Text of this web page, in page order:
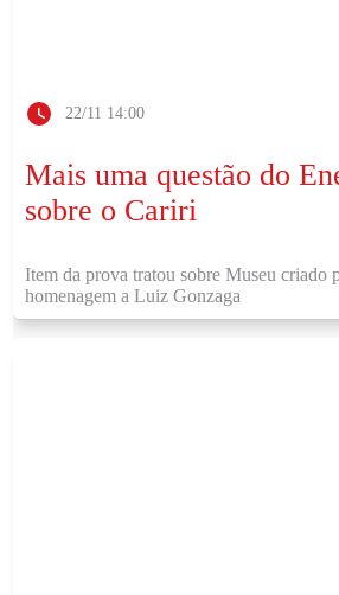
22/11 14:00
Mais uma questão do
sobre o Cariri
Item da prova tratou sobre Museu criado
homenagem a Luiz Gonzaga